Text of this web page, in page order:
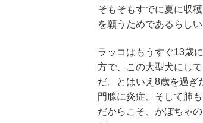
そもそもすでに夏に収
を願うためであるらしい
ラッコはもうすぐ13歳
方で、この大型犬にし
だ。とはいえ8歳を過ぎ
門腺に炎症、そして肺
だからこそ、かぼちゃ